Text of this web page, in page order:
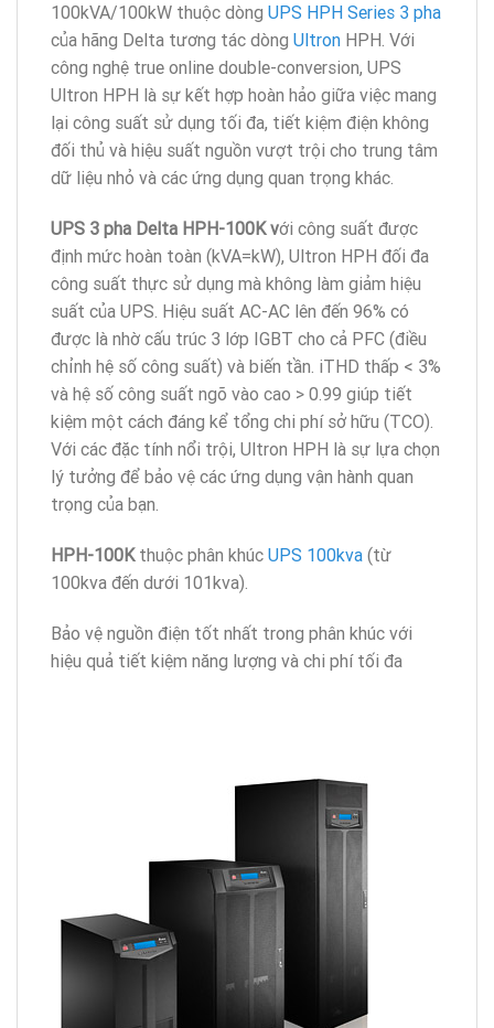
100kVA/100kW thuộc dòng UPS HPH Series 3 pha
của hãng Delta tương tác dòng Ultron HPH. Với
công nghệ true online double-conversion, UPS
Ultron HPH là sự kết hợp hoàn hảo giữa việc mang
lại công suất sử dụng tối đa, tiết kiệm điện không
đối thủ và hiệu suất nguồn vượt trội cho trung tâm
dữ liệu nhỏ và các ứng dụng quan trọng khác.
UPS 3 pha Delta HPH-100K với công suất được
định mức hoàn toàn (kVA=kW), Ultron HPH đối đa
công suất thực sử dụng mà không làm giảm hiệu
suất của UPS. Hiệu suất AC-AC lên đến 96% có
được là nhờ cấu trúc 3 lớp IGBT cho cả PFC (điều
chỉnh hệ số công suất) và biến tần. iTHD thấp < 3%
và hệ số công suất ngõ vào cao > 0.99 giúp tiết
kiệm một cách đáng kể tổng chi phí sở hữu (TCO).
Với các đặc tính nổi trội, Ultron HPH là sự lựa chọn
lý tưởng để bảo vệ các ứng dụng vận hành quan
trọng của bạn.
HPH-100Kthuộc phân khúc UPS 100kva (từ
100kva đến dưới 101kva).
Bảo vệ nguồn điện tốt nhất trong phân khúc với
hiệu quả tiết kiệm năng lượng và chi phí tối đa